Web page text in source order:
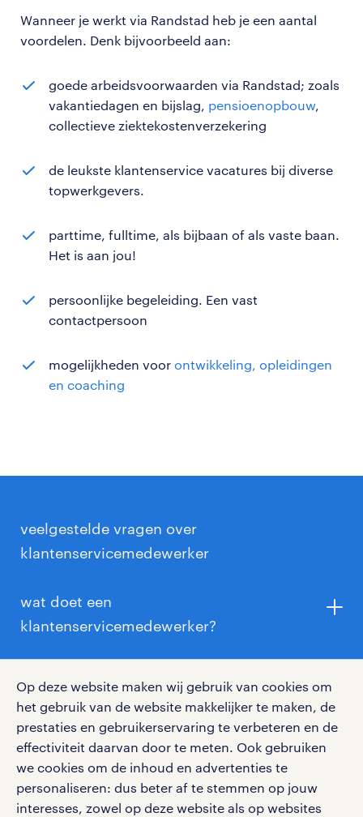
Op deze website maken wij gebruik van cookies om
het gebruik van de website makkelijker te maken, de
prestaties en gebruikerservaring te verbeteren en de
effectiviteit daarvan door te meten. Ook gebruiken
we cookies om de inhoud en advertenties te
personaliseren: dus beter af te stemmen op jouw
interesses, zowel op deze website als op websites
Wanneer je werkt via Randstad heb je een aantal
voordelen. Denk bijvoorbeeld aan:
goede arbeidsvoorwaarden via Randstad; zoals
vakantiedagen en bijslag, pensioenopbouw,
collectieve ziektekostenverzekering
de leukste klantenservice vacatures bij diverse
topwerkgevers.
parttime, fulltime, als bijbaan of als vaste baan.
Het is aan jou!
persoonlijke begeleiding. Een vast
contactpersoon
mogelijkheden voor ontwikkeling, opleidingen
en coaching
veelgestelde vragen over
klantenservicemedewerker
wat doet een
klantenservicemedewerker?
Bijvoorbeeld wanneer zij klachten hebben over hun
aankoop of vragen hebben over het gebruik van een
product. Dit is meestal telefonisch, maar dit kan ook
via een website, social media, e-mail, chat of op
locatie.
heb je een opleiding nodig als
klantenservicemedewerker?
Een specifieke opleiding is vaak niet nodig! Wat we
wel van je vragen zijn een aantal eigenschappen:
wat verdient een
klantenservicemedewerker?